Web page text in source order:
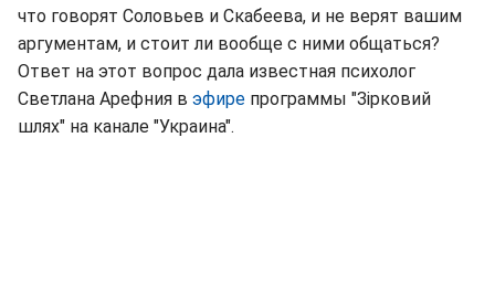
что говорят Соловьев и Скабеева, и не верят вашим
аргументам, и стоит ли вообще с ними общаться?
Ответ на этот вопрос дала известная психолог
Светлана Арефния в эфире программы "Зірковий
шлях" на канале "Украина".